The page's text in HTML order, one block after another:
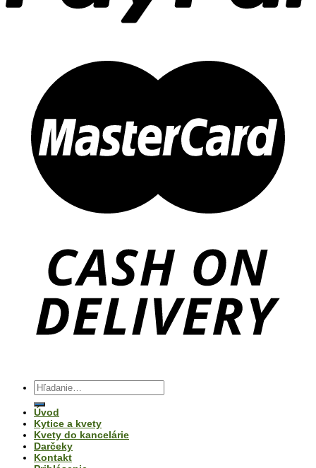
Hľadať:
Úvod
Kytice a kvety
Kvety do kancelárie
Darčeky
Kontakt